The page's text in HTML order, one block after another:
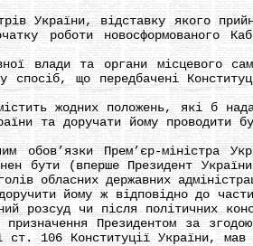
України, відставку якого
роботи новосформованого
влади та органи місцевого
що передбачені
жодних положень, які б
та доручати йому проводити
Прем’єр-міністра
бути (вперше Президент
обласних державних
йому ж відповідно до
розсуд чи після політичних
Президентом за
106 Конституції України, мав